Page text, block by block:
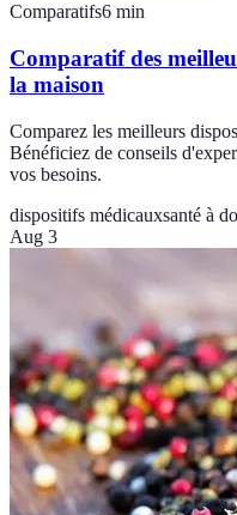
Comparatifs6 min
Comparatif des
la maison
Comparez les meilleurs
Bénéficiez de conseils
vos besoins.
dispositifs médicauxsanté à
Aug 3